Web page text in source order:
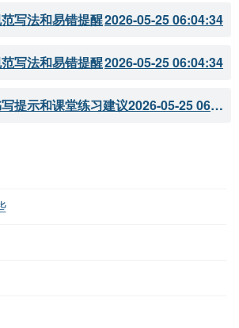
写法和易错提醒2026-05-25 06:04:34
写法和易错提醒2026-05-25 06:04:34
提示和课堂练习建议 2026-05-25 06:04:33